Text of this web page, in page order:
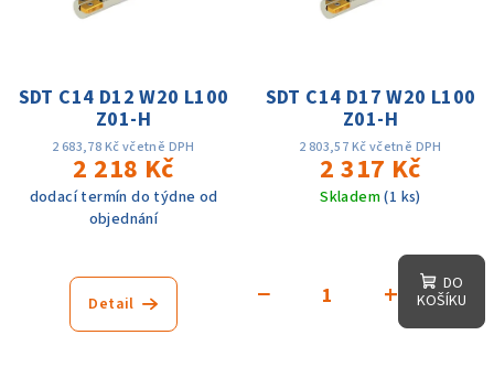
SDT C14 D12 W20 L100
Z01-H
2 683,78 Kč včetně DPH
2 218 Kč
dodací termín do týdne od
objednání
Detail
SDT C14 D17 W20 L100
Z01-H
2 803,57 Kč včetně DPH
2 317 Kč
Skladem(1 ks)
+
−
DO
KOŠÍKU